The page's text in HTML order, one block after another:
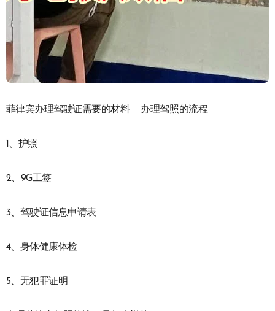
菲律宾办理驾驶证需要的材料 办理驾照的流程
1、护照
2、9G工签
3、驾驶证信息申请表
4、身体健康体检
5、无犯罪证明